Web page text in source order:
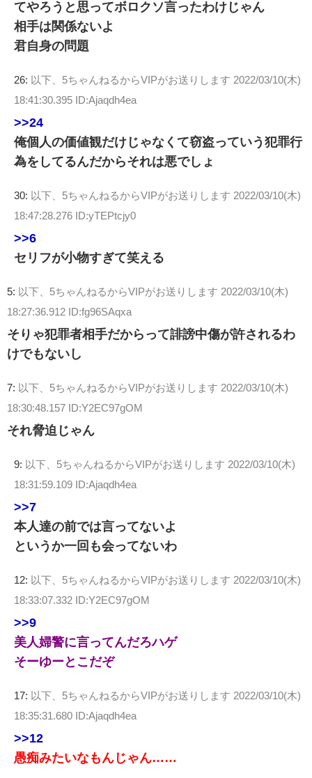
てやろうと思ってボロクソ言ったわけじゃん
相手は関係ないよ
君自身の問題
26: 以下、5ちゃんねるからVIPがお送りします 2022/03/10(木)
18:41:30.395 ID:Ajaqdh4ea
>>24
俺個人の価値観だけじゃなくて窃盗っていう犯罪行
為をしてるんだからそれは悪でしょ
30: 以下、5ちゃんねるからVIPがお送りします 2022/03/10(木)
18:47:28.276 ID:yTEPtcjy0
>>6
セリフが小物すぎて笑える
5: 以下、5ちゃんねるからVIPがお送りします 2022/03/10(木)
18:27:36.912 ID:fg96SAqxa
そりゃ犯罪者相手だからって誹謗中傷が許されるわ
けでもないし
7: 以下、5ちゃんねるからVIPがお送りします 2022/03/10(木)
18:30:48.157 ID:Y2EC97gOM
それ脅迫じゃん
9: 以下、5ちゃんねるからVIPがお送りします 2022/03/10(木)
18:31:59.109 ID:Ajaqdh4ea
>>7
本人達の前では言ってないよ
というか一回も会ってないわ
12: 以下、5ちゃんねるからVIPがお送りします 2022/03/10(木)
18:33:07.332 ID:Y2EC97gOM
>>9
美人婦警に言ってんだろハゲ
そーゆーとこだぞ
17: 以下、5ちゃんねるからVIPがお送りします 2022/03/10(木)
18:35:31.680 ID:Ajaqdh4ea
>>12
愚痴みたいなもんじゃん……